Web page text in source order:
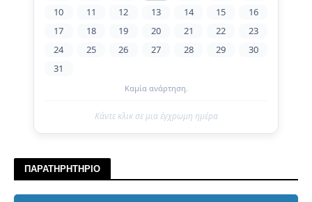
10
11 12 13 14 15
16
17
18 19 20 21 22
23
24
25 26 27 28 29
30
31
Καμία ανάρτηση.
Κάντε κλικ σε μια έγχρωμη ημέρα
ΠΑΡΑΤΗΡΗΤΗΡΙΟ